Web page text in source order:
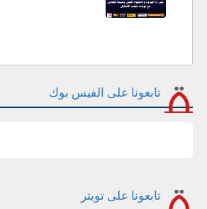
تابعونا على الفيس بوك
تابعونا على تويتر